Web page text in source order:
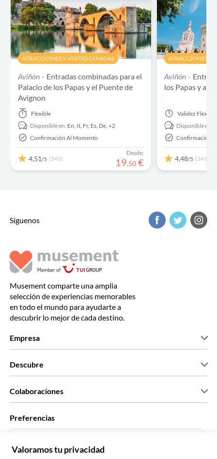
ATRACCIONES Y VISITAS GUIADAS
Aviñón - Entradas combinadas para el
Palacio de los Papas y el Puente de
Avignon
Flexible
Disponible en: En, It, Fr, Es, De,+2
Confirmación Al Momento
4,51/5 (543)
Desde:
19,50 €
ATRACCIONES Y
Aviñón -
los Papas y
Validez Flexible
Disponible en:
Confirmación
4,48/5 (241)
Síguenos
Musement comparte una amplia
selección de experiencias memorables
en todo el mundo para ayudarte a
descubrir lo mejor de cada destino.
Empresa
Descubre
Colaboraciones
Agencias de viajes
Preferencias